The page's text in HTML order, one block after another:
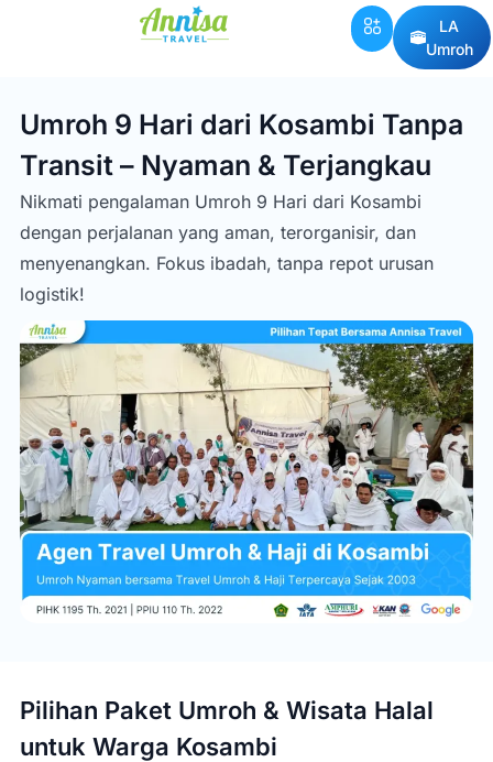
LA
Umroh
Umroh 9 Hari dari Kosambi Tanpa
Transit – Nyaman & Terjangkau
Nikmati pengalaman Umroh 9 Hari dari Kosambi
dengan perjalanan yang aman, terorganisir, dan
menyenangkan. Fokus ibadah, tanpa repot urusan
logistik!
Pilihan Paket Umroh & Wisata Halal
untuk Warga Kosambi